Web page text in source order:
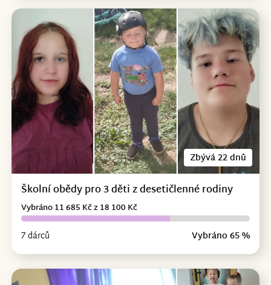
Zbývá 22 dnů
Školní obědy pro 3 děti z desetičlenné rodiny
7 dárců Vybráno 65 %
Vybráno 11 685 Kč z 18 100 Kč